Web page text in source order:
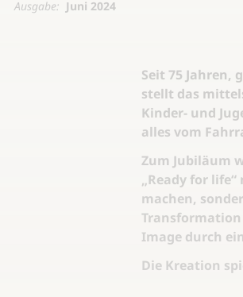
Ausgabe: Juni 2024
Seit 75 Jahren,
stellt das
Kinder- und
alles vom
Zum Jubiläum
„Ready for
machen,
Image durch
Die Kreation